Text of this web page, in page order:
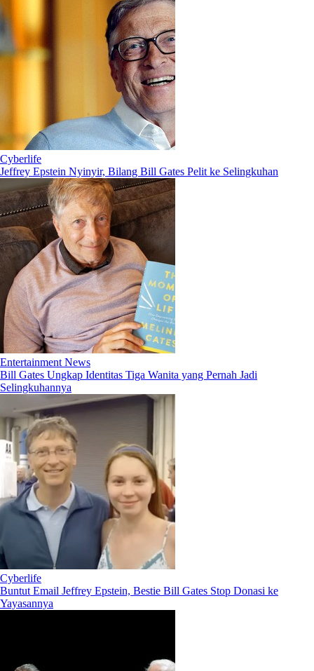
Cyberlife
Jeffrey Epstein Nyinyir, Bilang Bill Gates Pelit ke Selingkuhan
Entertainment News
Bill Gates Ungkap Identitas Tiga Wanita yang Pernah Jadi
Selingkuhannya
Cyberlife
Buntut Email Jeffrey Epstein, Bestie Bill Gates Stop Donasi ke
Yayasannya